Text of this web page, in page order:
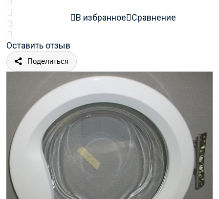
Оставить отзыв
В избранное Сравнение
Поделиться